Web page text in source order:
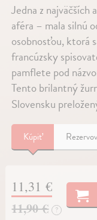
Jedna z
aféra – mala silnú
osobnosťou, ktorá
francúzsky
pamflete pod
Tento brilantný
Slovensku
Kúpiť
11,31 €
11,90 €
?